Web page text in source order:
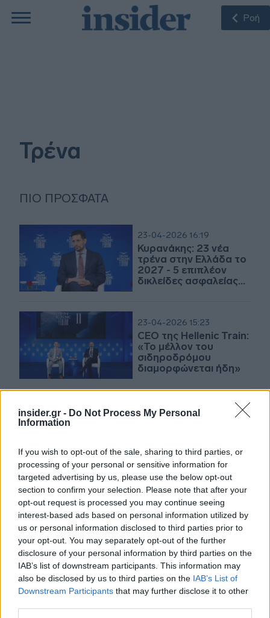
insider.gr - Do Not Process My Personal
Information
If you wish to opt-out of the sale, sharing to third parties, or
processing of your personal or sensitive information for
targeted advertising by us, please use the below opt-out
section to confirm your selection. Please note that after your
opt-out request is processed you may continue seeing
interest-based ads based on personal information utilized by
us or personal information disclosed to third parties prior to
your opt-out. You may separately opt-out of the further
disclosure of your personal information by third parties on the
IAB’s list of downstream participants. This information may
also be disclosed by us to third parties on the IAB’s List of
Downstream Participants that may further disclose it to other
Ροή
Τρένα
ΠΙΟ ΠΡΌΣΦΑΤΑ
23-04-2026 16:19
Κυρανάκης: 23 νέα
τρένα στην Ελλάδα το
2027 - 5 επιπλέον
δικλείδες ασφαλείας
23-04-2026 15:23
CEO της Hellenic Train:
«Το μέλλον του
σιδηροδρόμου
διαμορφώνεται ήδη»
23-04-2026 09:42
τραυματίες
21-04-2026 12:42
Δωρεάν εξερεύνηση
της Ευρώπης με τρένο
για 40.000 νέους - Πού
να υποβάλετε την
αίτηση
17-04-2026 07:29
Γερμανική «σφραγίδα»
για την «αναγέννηση»